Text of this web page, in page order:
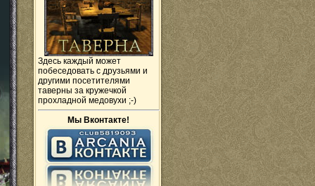
Здесь каждый может
побеседовать с друзьями и
другими посетителями
таверны за кружечкой
прохладной медовухи ;-)
Мы Вконтакте!